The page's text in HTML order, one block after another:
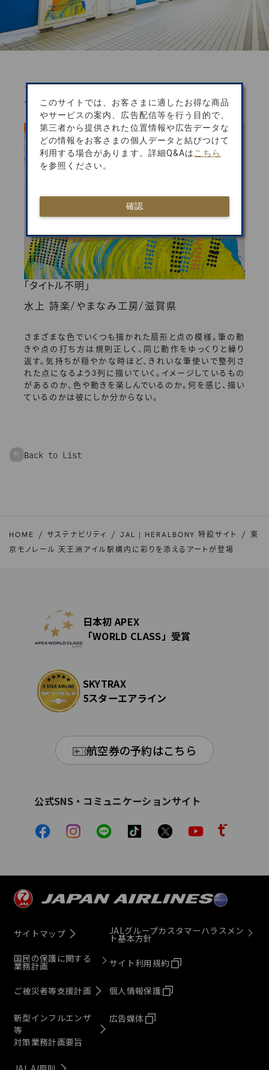
/// ARTIST 001
「タイトル不明」
水上 詩楽/ やまなみ工房/ 滋賀県
さまざまな色でいくつも描かれた扇形と点の模様。筆の動
きや点の打ち方は規則正しく、同じ動作をゆっくりと繰り
返す。気持ちが穏やかな時ほど、きれいな筆使いで整列さ
れた点になるよう3列に描いていく。イメージしているもの
があるのか、色や動きを楽しんでいるのか。何を感じ、描い
ているのかは彼にしか分からない。
Back to List
HOME サステナビリティ JAL | HERALBONY 特設サイト 東
京モノレール 天王洲アイル駅構内に彩りを添えるアートが登場
日本初 APEX
「WORLD CLASS」受賞
SKYTRAX
5スターエアライン
航空券の予約はこちら
公式SNS・コミュニケーションサイト
サイトマップ
国民の保護に関する
業務計画
ご被災者等支援計画
新型インフルエンザ
等
対策業務計画要旨
JALグループカスタマーハラスメン
ト基本方針
サイト利用規約
個人情報保護
広告媒体
このサイトでは、お客さまに適したお得な商品
やサービスの案内、広告配信等を行う目的で、
第三者から提供された位置情報や広告データな
どの情報をお客さまの個人データと結びつけて
利用する場合があります。詳細Q&Aは こちら
を参照ください。
確認